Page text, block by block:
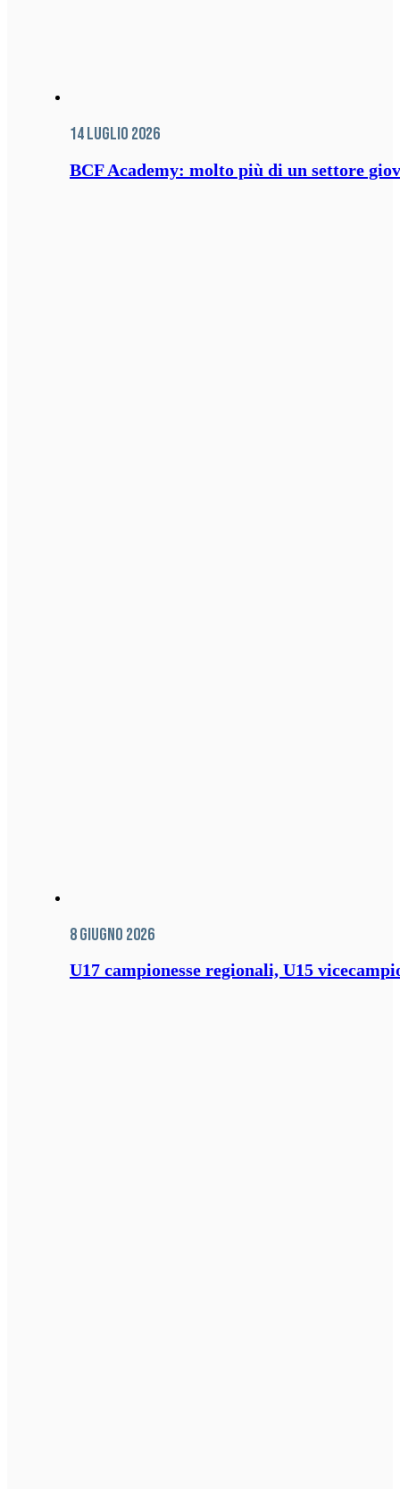
14 Luglio 2026
BCF Academy: molto più di un settore
8 Giugno 2026
U17 campionesse regionali, U15